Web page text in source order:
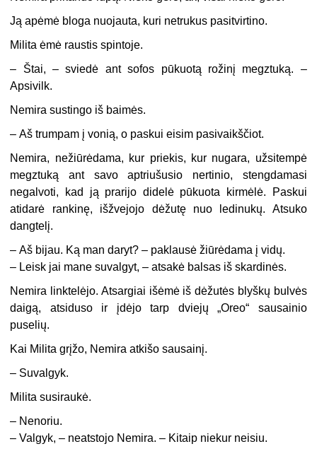
Ją apėmė bloga nuojauta, kuri netrukus pasitvirtino.
Milita ėmė raustis spintoje.
– Štai, – sviedė ant sofos pūkuotą rožinį megztuką. –
Apsivilk.
Nemira sustingo iš baimės.
–Aš trumpam į vonią, o paskui eisim pasivaikščiot.
Nemira, nežiūrėdama, kur priekis, kur nugara, užsitempė
megztuką ant savo aptriušusio nertinio, stengdamasi
negalvoti, kad ją prarijo didelė pūkuota kirmėlė. Paskui
atidarė rankinę, išžvejojo dėžutę nuo ledinukų. Atsuko
dangtelį.
–Aš bijau. Ką man daryt? – paklausė žiūrėdama į vidų.
– Leisk jai mane suvalgyt, – atsakė balsas iš skardinės.
Nemira linktelėjo. Atsargiai išėmė iš dėžutės blyškų bulvės
daigą, atsiduso ir įdėjo tarp dviejų „Oreo“ sausainio
puselių.
Kai Milita grįžo, Nemira atkišo sausainį.
– Suvalgyk.
Milita susiraukė.
– Nenoriu.
–Valgyk, – neatstojo Nemira. – Kitaip niekur neisiu.